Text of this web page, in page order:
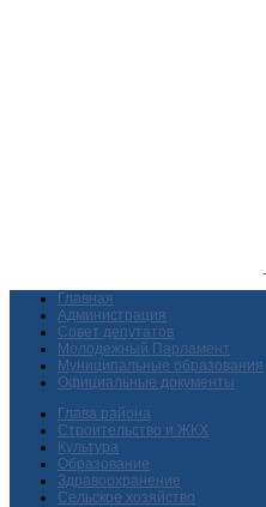
Главная
Администрация
Совет депутатов
Молодежный Парламент
Муниципальные образования
Официальные документы
Глава района
Строительство и ЖКХ
Культура
Образование
Здравоохранение
Сельское хозяйство